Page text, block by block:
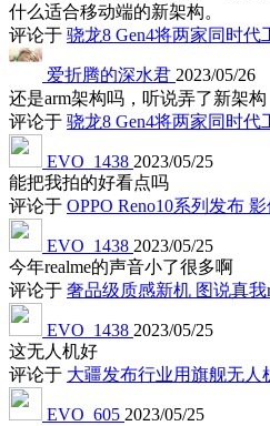
什么适合移动端的新架构。
评论于 骁龙8 Gen4将两家同时代
爱折腾的深水君 2023/05/26
还是arm架构吗，听说弄了新架构
评论于 骁龙8 Gen4将两家同时代
EVO_1438 2023/05/25
能把我拍的好看点吗
评论于 OPPO Reno10系列发布
EVO_1438 2023/05/25
今年realme的声音小了很多啊
评论于 奢品级质感新机 图说真我
EVO_1438 2023/05/25
这无人机好
评论于 大疆发布行业用旗舰无人
EVO_605 2023/05/25